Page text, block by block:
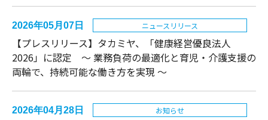
2026年05月07日 ニュースリリース
【プレスリリース】タカミヤ、「健康経営優良法人
2026」に認定 〜 業務負荷の最適化と育児・介護支援の
両輪で、持続可能な働き方を実現 〜
2026年04月28日 お知らせ